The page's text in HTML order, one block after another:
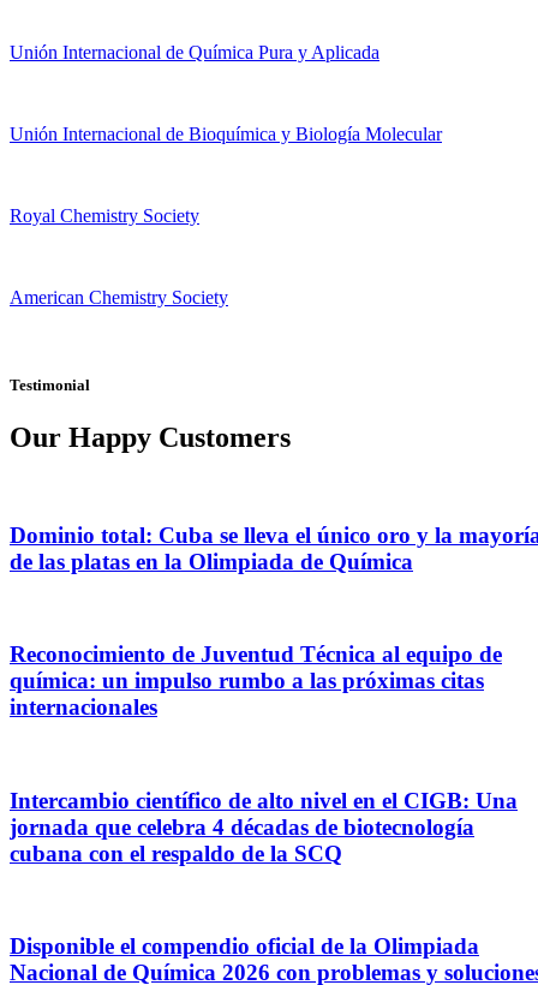
Unión Internacional de Química Pura y Aplicada
Unión Internacional de Bioquímica y Biología Molecular
Royal Chemistry Society
American Chemistry Society
Testimonial
Our Happy Customers
Dominio total: Cuba se lleva el único oro y la
de las platas en la Olimpiada de Química
Reconocimiento de Juventud Técnica al equipo de
química: un impulso rumbo a las próximas citas
internacionales
Intercambio científico de alto nivel en el CIGB: Una
jornada que celebra 4 décadas de biotecnología
cubana con el respaldo de la SCQ
Disponible el compendio oficial de la Olimpiada
Nacional de Química 2026 con problemas y